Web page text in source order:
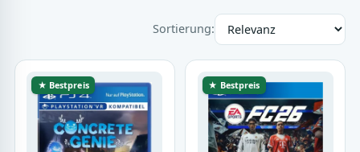
Sortierung:
★ Bestpreis ★ Bestpreis